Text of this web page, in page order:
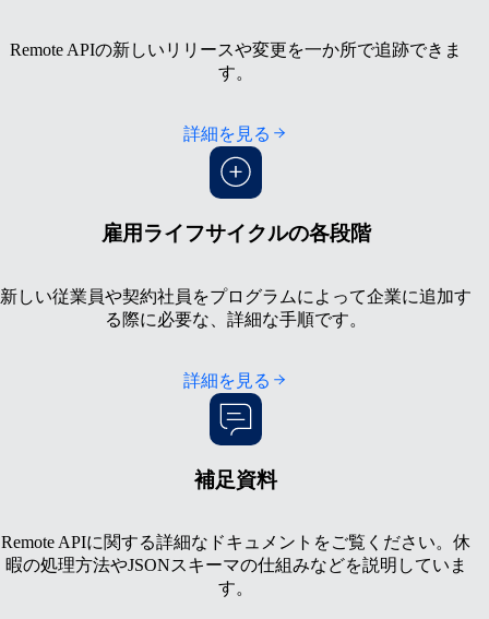
Remote APIの新しいリリースや変更を一か所で追跡できま
す。
詳細を見る
雇用ライフサイクルの各段階
新しい従業員や契約社員をプログラムによって企業に追加す
る際に必要な、詳細な手順です。
詳細を見る
補足資料
Remote APIに関する詳細なドキュメントをご覧ください。休
暇の処理方法やJSONスキーマの仕組みなどを説明していま
す。